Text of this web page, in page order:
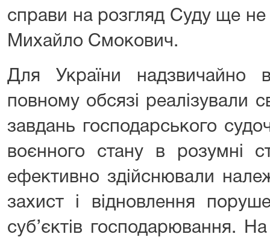
справи на розгляд Суду ще не
Михайло Смокович.
Для України
повному обсязі реалізували
завдань господарського
воєнного стану в розумні
ефективно здійснювали
захист і відновлення
суб’єктів господарювання.